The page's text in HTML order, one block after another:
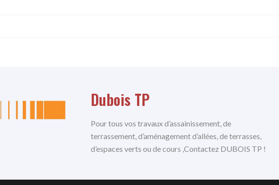
Dubois TP
Pour tous vos travaux d’assainissement, de
terrassement, d’aménagement d’allées, de terrasses,
d’espaces verts ou de cours ,Contactez DUBOIS TP !